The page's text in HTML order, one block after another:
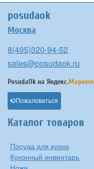
posudaok
Москва
8(495)320-94-52
sales@posudaok.ru
PosudaOk на Яндекс.Маркете
Пожаловаться
Каталог товаров
Посуда для кухни
Кухонный инвентарь